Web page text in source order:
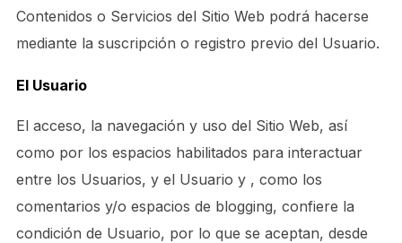
Contenidos o Servicios del Sitio Web podrá hacerse
mediante la suscripción o registro previo del Usuario.
El Usuario
El acceso, la navegación y uso del Sitio Web, así
como por los espacios habilitados para interactuar
entre los Usuarios, y el Usuario y , como los
comentarios y/o espacios de blogging, confiere la
condición de Usuario, por lo que se aceptan, desde